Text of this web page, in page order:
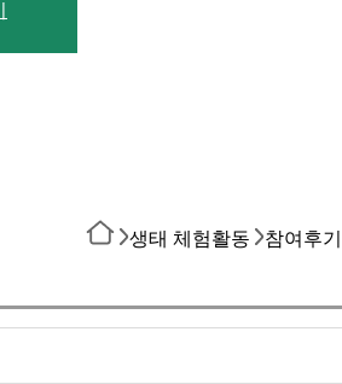
생태 체험활동 참여후기